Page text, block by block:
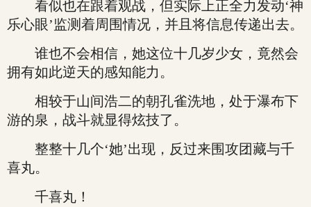
看似也在跟着观战，但实际上正全力发动‘神
乐心眼’监测着周围情况，并且将信息传递出去。
谁也不会相信，她这位十几岁少女，竟然会
拥有如此逆天的感知能力。
相较于山间浩二的朝孔雀洗地，处于瀑布下
游的泉，战斗就显得炫技了。
整整十几个‘她’出现，反过来围攻团藏与千
喜丸。
千喜丸！